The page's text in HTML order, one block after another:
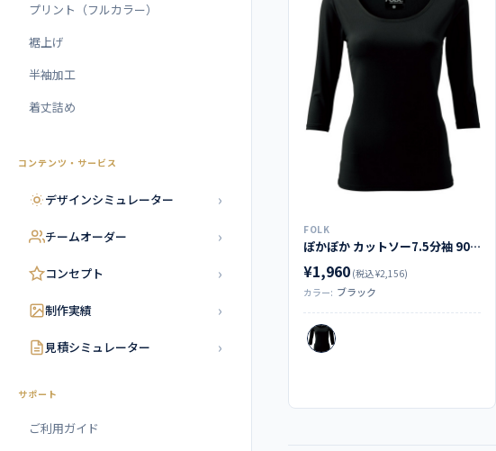
FOLK
ぽかぽか カットソー7.5分袖 9003
¥1,960 (税込 ¥2,156)
カラー: ブラック
プリント（フルカラー）
裾上げ
半袖加工
着丈詰め
コンテンツ・サービス
デザインシミュレーター ›
チームオーダー ›
コンセプト ›
制作実績 ›
見積シミュレーター ›
サポート
ご利用ガイド